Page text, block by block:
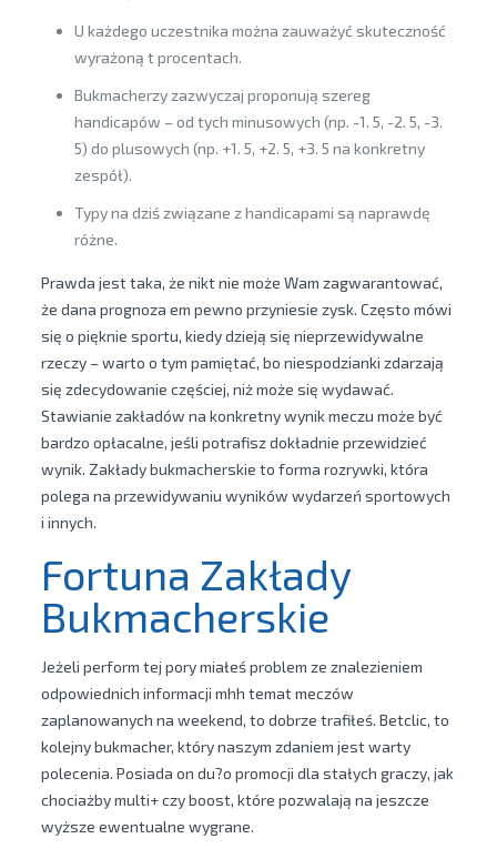
U każdego uczestnika można zauważyć skuteczność
wyrażoną t procentach.
Bukmacherzy zazwyczaj proponują szereg
handicapów – od tych minusowych (np. -1. 5, -2. 5, -3.
5) do plusowych (np. +1. 5, +2. 5, +3. 5 na konkretny
zespół).
Typy na dziś związane z handicapami są naprawdę
różne.
Prawda jest taka, że nikt nie może Wam zagwarantować,
że dana prognoza em pewno przyniesie zysk. Często mówi
się o pięknie sportu, kiedy dzieją się nieprzewidywalne
rzeczy – warto o tym pamiętać, bo niespodzianki zdarzają
się zdecydowanie częściej, niż może się wydawać.
Stawianie zakładów na konkretny wynik meczu może być
bardzo opłacalne, jeśli potrafisz dokładnie przewidzieć
wynik. Zakłady bukmacherskie to forma rozrywki, która
polega na przewidywaniu wyników wydarzeń sportowych
i innych.
Fortuna Zakłady
Bukmacherskie
Jeżeli perform tej pory miałeś problem ze znalezieniem
odpowiednich informacji mhh temat meczów
zaplanowanych na weekend, to dobrze trafiłeś. Betclic, to
kolejny bukmacher, który naszym zdaniem jest warty
polecenia. Posiada on du?o promocji dla stałych graczy, jak
chociażby multi+ czy boost, które pozwalają na jeszcze
wyższe ewentualne wygrane.